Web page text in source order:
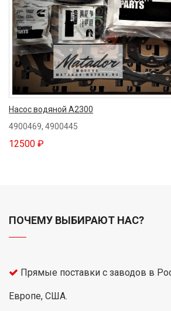
Насос водяной A2300
4900469, 4900445
12500 ₽
ПОЧЕМУ ВЫБИРАЮТ НАС?
Прямые поставки с заводов в
Европе, США.